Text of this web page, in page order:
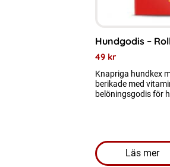
Hundgodis –
49 kr
Knapriga hundkex
berikade med
belöningsgodis för
Läs mer
om